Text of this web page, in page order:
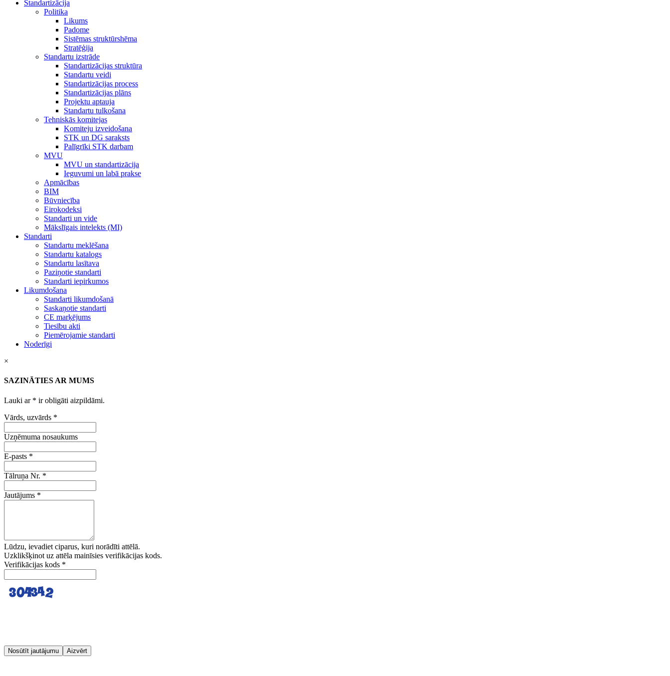
Standartizācija
Politika
Likums
Padome
Sistēmas struktūrshēma
Stratēģija
Standartu izstrāde
Standartizācijas struktūra
Standartu veidi
Standartizācijas process
Standartizācijas plāns
Projektu aptauja
Standartu tulkošana
Tehniskās komitejas
Komiteju izveidošana
STK un DG saraksts
Palīgrīki STK darbam
MVU
MVU un standartizācija
Ieguvumi un labā prakse
Apmācības
BIM
Būvniecība
Eirokodeksi
Standarti un vide
Mākslīgais intelekts (MI)
Standarti
Standartu meklēšana
Standartu katalogs
Standartu lasītava
Paziņotie standarti
Standarti iepirkumos
Likumdošana
Standarti likumdošanā
Saskaņotie standarti
CE marķējums
Tiesību akti
Piemērojamie standarti
Noderīgi
×
SAZINĀTIES AR MUMS
Lauki ar * ir obligāti aizpildāmi.
Vārds, uzvārds *
Uzņēmuma nosaukums
E-pasts *
Tālruņa Nr. *
Jautājums *
Lūdzu, ievadiet ciparus, kuri norādīti attēlā.
Uzklikšķinot uz attēla mainīsies verifikācijas kods.
Verifikācijas kods *
Nosūtīt jautājumu Aizvērt